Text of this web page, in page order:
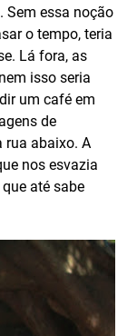
Sem essa noção
o tempo, teria
Lá fora, as
isso seria
um café em
de
rua abaixo. A
nos esvazia
até sabe